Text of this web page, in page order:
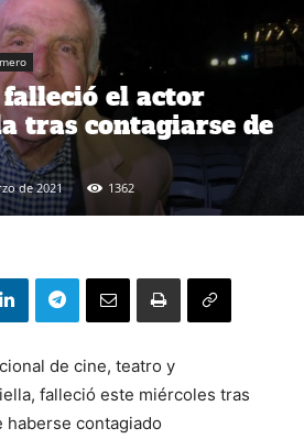
falleció el actor
tras contagiarse de
de 2021 1362
de cine, teatro y
falleció este miércoles tras
haberse contagiado